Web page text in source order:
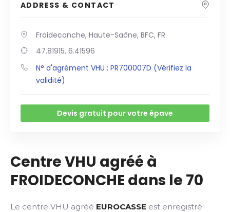
ADDRESS & CONTACT
Froideconche, Haute-Saône, BFC, FR
47.81915, 6.41596
N° d'agrément VHU : PR700007D (Vérifiez la
validité)
Devis gratuit pour votre épave
Centre VHU agréé à
FROIDECONCHE dans le 70
Le centre VHU agréé EUROCASSE est enregistré